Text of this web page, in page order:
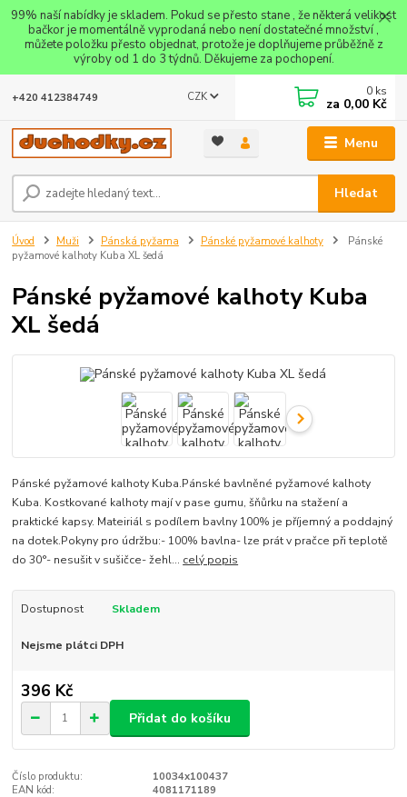
99% naší nabídky je skladem. Pokud se přesto stane , že některá velikost
bačkor je momentálně vyprodaná nebo není dostatečné množství ,
můžete položku přesto objednat, protože je doplňujeme průběžně z
výroby od 1 do 3 týdnů. Děkujeme za pochopení.
Menu
CZK
Hledat
+420 412384749 0 ks
za 0,00 Kč
Úvod Muži Pánská pyžama Pánské pyžamové kalhoty
Pánské
pyžamové kalhoty Kuba XL šedá
Pánské pyžamové kalhoty Kuba
XL šedá
Pánské pyžamové kalhoty Kuba.Pánské bavlněné pyžamové kalhoty
Kuba. Kostkované kalhoty mají v pase gumu, šňůrku na stažení a
praktické kapsy. Mateiriál s podílem bavlny 100% je příjemný a poddajný
na dotek.Pokyny pro údržbu:- 100% bavlna- lze prát v pračce při teplotě
do 30°- nesušit v sušičce- žehl... celý popis
Dostupnost Skladem
Nejsme plátci DPH
396 Kč
Přidat do košíku
Číslo produktu:
10034x100437
EAN kód:
4081171189